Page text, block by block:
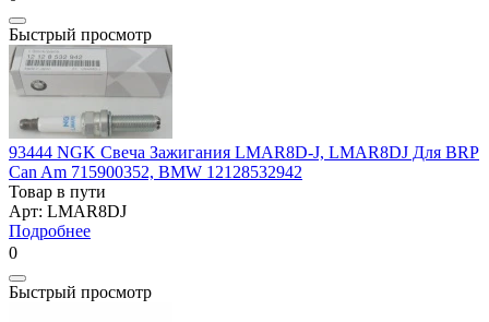
Быстрый просмотр
93444 NGK Свеча Зажигания LMAR8D-J, LMAR8DJ Для BRP
Can Am 715900352, BMW 12128532942
Товар в пути
Арт: LMAR8DJ
Подробнее
0
Быстрый просмотр